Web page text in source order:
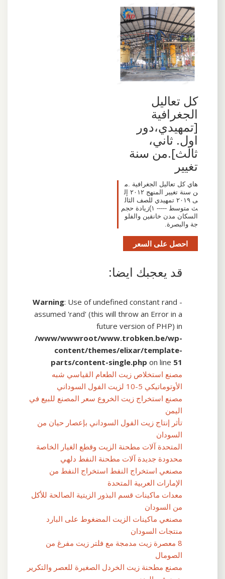
كل تعاليل
الجغرافية
[تمهيدي،دور
اول. ثاني،
ثالث].من سنة
تغيير
هاي كل تعاليل الجغرافية .م
ن سنة تغيير المنهج ٢٠١٢ إل
ى ٢٠١٩ تمهيدي للصف الثال
ث متوسط ----- ١)زيادة حجم
السكان مدن خانقين والفلو
جة والبصرة.
احصل على السعر
قد يعجبك ايضا:
Warning: Use of undefined constant rand -
assumed 'rand' (this will throw an Error in a
future version of PHP) in
/www/wwwroot/www.trobken.be/wp-
content/themes/elixar/template-
parts/content-single.php on line 51
مصنع استخلاص زيت الطعام القياسي شبه
الأوتوماتيكي 5-10 لزيت الفول السوداني
مصنع استخراج زيت الخروع سعر المصنع للبيع في
اليمن
تأثر إنتاج زيت الفول السوداني بإعصار حيان من
السودان
المتحدة آلات مطحنة الزيت وقطع الغيار الخاصة
محدودة جديدة آلات مطحنة النفط دلهي
مصنعي استخراج النفط استخراج النفط من
الإمارات العربية المتحدة
معدات ماكينات قسم البذور الزيتية الصالحة للأكل
من السودان
مصنعي ماكينات الزيت المضغوط على البارد
منتجات السودان
8 معصرة زيت مدمجة مع فلتر زيت مفرغ من
الصومال
مصنع مطحنة زيت الخردل الصغيرة للعصر والتكرير